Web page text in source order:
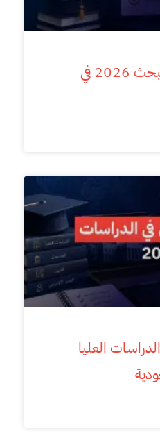
معايير تقييم خطة البحث 2026 في
العليا